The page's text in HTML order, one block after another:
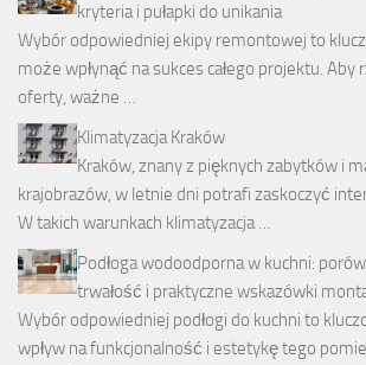
kryteria i pułapki do unikania
Wybór odpowiedniej ekipy remontowej to
może wpłynąć na sukces całego projektu.
oferty, ważne …
Klimatyzacja Kraków
Kraków, znany z pięknych zabytków i
krajobrazów, w letnie dni potrafi zaskoczyć
W takich warunkach klimatyzacja …
Podłoga wodoodporna w kuchni:
trwałość i praktyczne wskazówki
Wybór odpowiedniej podłogi do kuchni to
wpływ na funkcjonalność i estetykę tego